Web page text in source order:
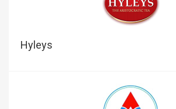
Hyleys